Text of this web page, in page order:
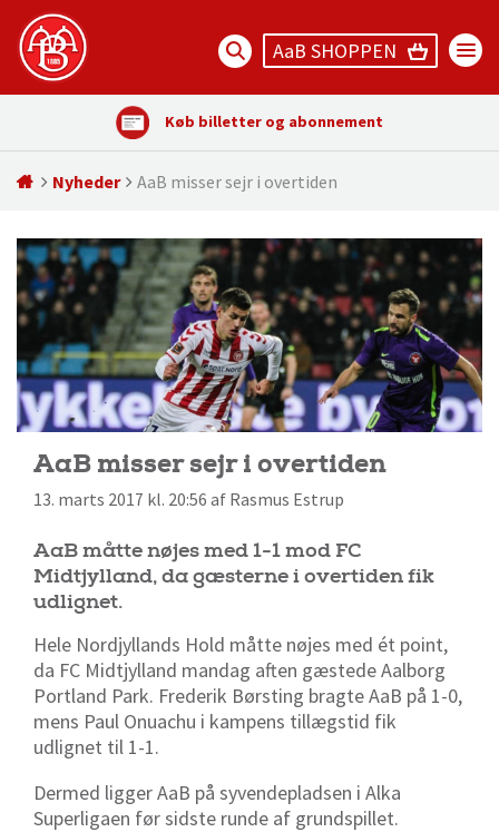
AaB SHOPPEN
Køb billetter og abonnement
Nyheder AaB misser sejr i overtiden
AaB misser sejr i overtiden
13. marts 2017 kl. 20:56 af Rasmus Estrup
AaB måtte nøjes med 1-1 mod FC
Midtjylland, da gæsterne i overtiden fik
udlignet.
Hele Nordjyllands Hold måtte nøjes med ét point,
da FC Midtjylland mandag aften gæstede Aalborg
Portland Park. Frederik Børsting bragte AaB på 1-0,
mens Paul Onuachu i kampens tillægstid fik
udlignet til 1-1.
Dermed ligger AaB på syvendepladsen i Alka
Superligaen før sidste runde af grundspillet.